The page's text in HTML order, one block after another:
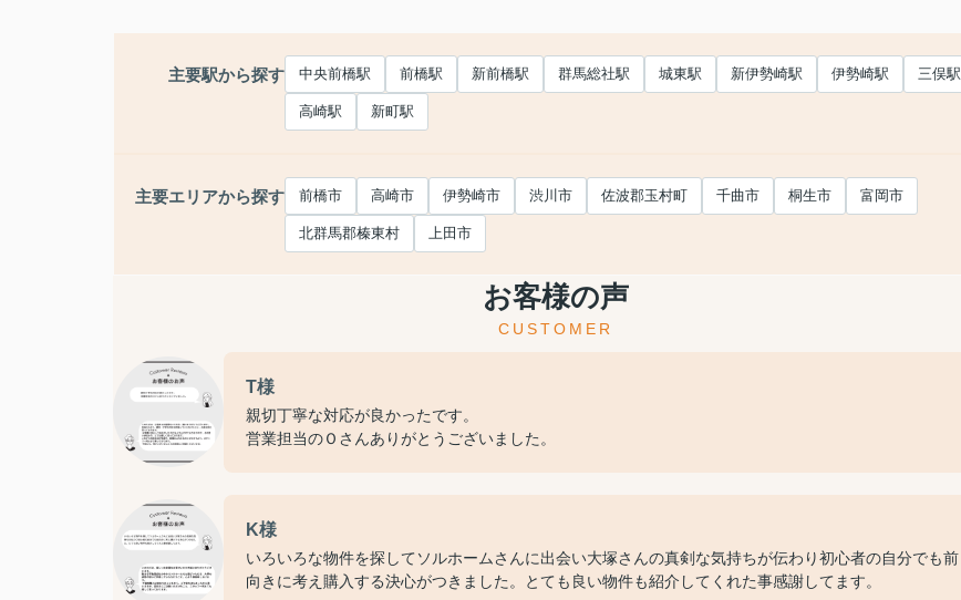
主要駅から探す 中央前橋駅 前橋駅 新前橋駅 群馬総社駅 城東駅 新伊勢崎駅 伊勢崎駅 三俣駅
高崎駅 新町駅
主要エリアから探す 前橋市 高崎市 伊勢崎市 渋川市 佐波郡玉村町 千曲市 桐生市 富岡市
北群馬郡榛東村 上田市
お客様の声
CUSTOMER
T様
親切丁寧な対応が良かったです。
営業担当のＯさんありがとうございました。
K様
いろいろな物件を探してソルホームさんに出会い大塚さんの真剣な気持ちが伝わり初心者の自分でも前
向きに考え購入する決心がつきました。とても良い物件も紹介してくれた事感謝してます。